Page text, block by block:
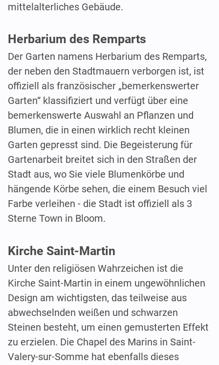
mittelalterliches Gebäude.
Herbarium des Remparts
Der Garten namens Herbarium des Remparts,
der neben den Stadtmauern verborgen ist, ist
offiziell als französischer „bemerkenswerter
Garten“ klassifiziert und verfügt über eine
bemerkenswerte Auswahl an Pflanzen und
Blumen, die in einen wirklich recht kleinen
Garten gepresst sind. Die Begeisterung für
Gartenarbeit breitet sich in den Straßen der
Stadt aus, wo Sie viele Blumenkörbe und
hängende Körbe sehen, die einem Besuch viel
Farbe verleihen - die Stadt ist offiziell als 3
Sterne Town in Bloom.
Kirche Saint-Martin
Unter den religiösen Wahrzeichen ist die
Kirche Saint-Martin in einem ungewöhnlichen
Design am wichtigsten, das teilweise aus
abwechselnden weißen und schwarzen
Steinen besteht, um einen gemusterten Effekt
zu erzielen. Die Chapel des Marins in Saint-
Valery-sur-Somme hat ebenfalls dieses